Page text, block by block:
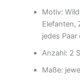
Motiv:
Elefanten,
jedes
Anzahl: 2
Maße: